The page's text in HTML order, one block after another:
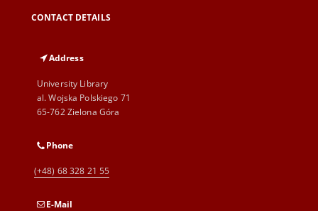
CONTACT DETAILS
Address
University Library
al. Wojska Polskiego 71
65-762 Zielona Góra
Phone
(+48) 68 328 21 55
E-Mail